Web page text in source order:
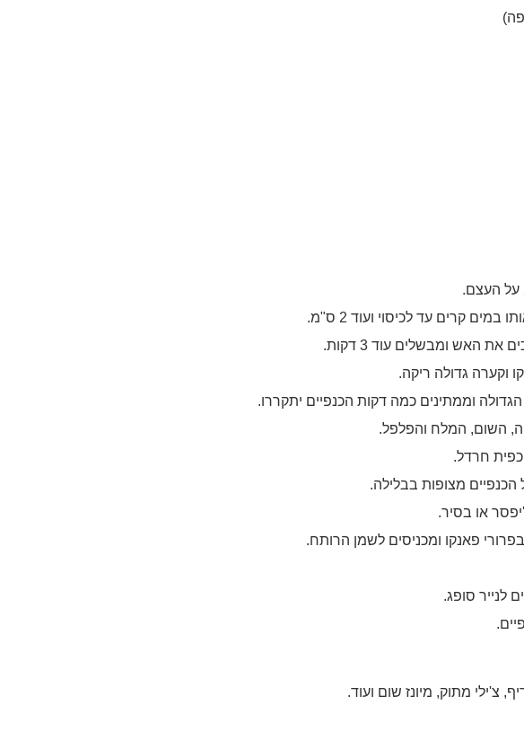
קרים עד לכיסוי ועוד 2 ס"מ.
האש ומבשלים עוד 3 דקות.
וקערה גדולה ריקה.
וממתינים כמה דקות הכנפיים יתקררו.
השום, המלח והפלפל.
חרדל.
מצופות בבלילה.
או בסיר.
פאנקו ומכניסים לשמן הרותח.
צ'ילי מתוק, מיונז שום ועוד.